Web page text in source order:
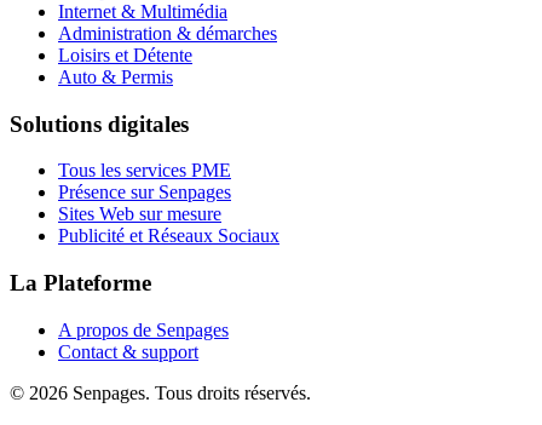
Internet & Multimédia
Administration & démarches
Loisirs et Détente
Auto & Permis
Solutions digitales
Tous les services PME
Présence sur Senpages
Sites Web sur mesure
Publicité et Réseaux Sociaux
La Plateforme
A propos de Senpages
Contact & support
© 2026 Senpages. Tous droits réservés.